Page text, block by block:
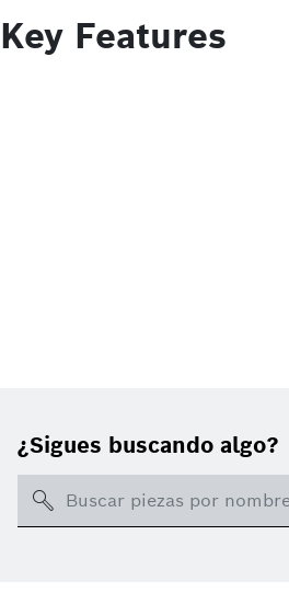
Key Features
¿Sigues buscando algo?
Search